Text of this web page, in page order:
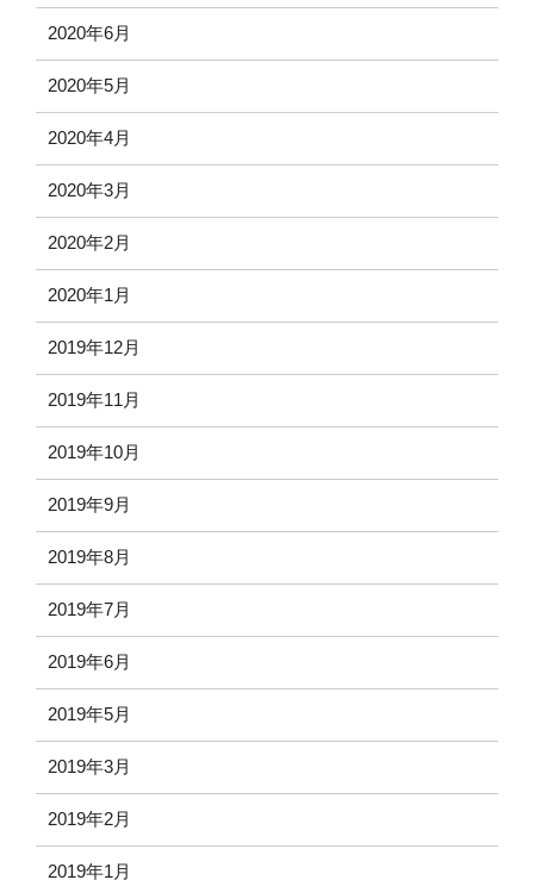
2020年6月
2020年5月
2020年4月
2020年3月
2020年2月
2020年1月
2019年12月
2019年11月
2019年10月
2019年9月
2019年8月
2019年7月
2019年6月
2019年5月
2019年3月
2019年2月
2019年1月